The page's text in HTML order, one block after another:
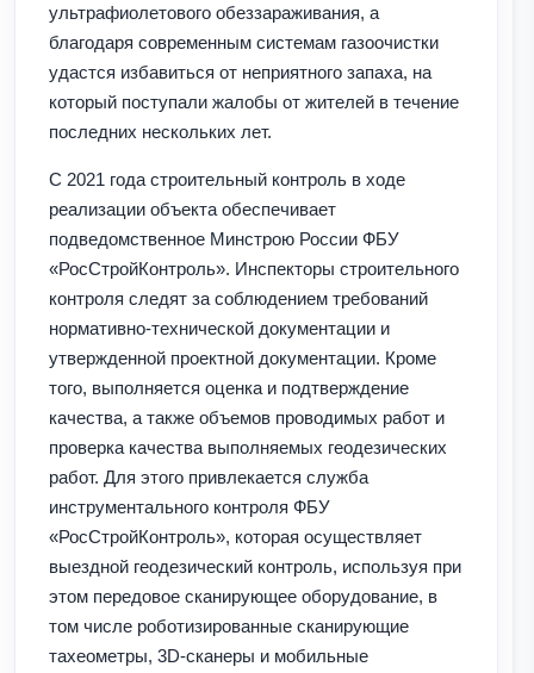
ультрафиолетового обеззараживания, а
благодаря современным системам газоочистки
удастся избавиться от неприятного запаха, на
который поступали жалобы от жителей в течение
последних нескольких лет.
С 2021 года строительный контроль в ходе
реализации объекта обеспечивает
подведомственное Минстрою России ФБУ
«РосСтройКонтроль». Инспекторы строительного
контроля следят за соблюдением требований
нормативно-технической документации и
утвержденной проектной документации. Кроме
того, выполняется оценка и подтверждение
качества, а также объемов проводимых работ и
проверка качества выполняемых геодезических
работ. Для этого привлекается служба
инструментального контроля ФБУ
«РосСтройКонтроль», которая осуществляет
выездной геодезический контроль, используя при
этом передовое сканирующее оборудование, в
том числе роботизированные сканирующие
тахеометры, 3D-сканеры и мобильные